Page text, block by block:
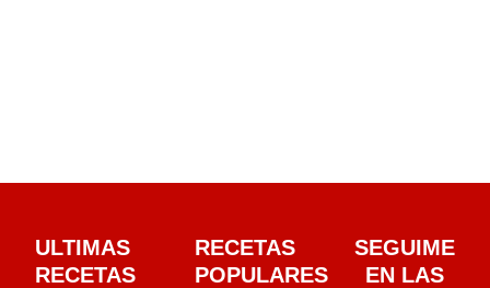
ULTIMAS
RECETAS
RECETAS
POPULARES
SEGUIME
EN LAS